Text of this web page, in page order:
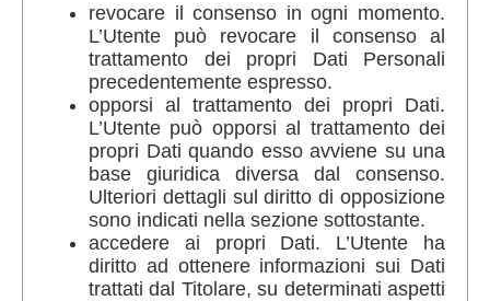
revocare il consenso in ogni momento.
L’Utente può revocare il consenso al
trattamento dei propri Dati Personali
precedentemente espresso.
opporsi al trattamento dei propri Dati.
L’Utente può opporsi al trattamento dei
propri Dati quando esso avviene su una
base giuridica diversa dal consenso.
Ulteriori dettagli sul diritto di opposizione
sono indicati nella sezione sottostante.
accedere ai propri Dati. L’Utente ha
diritto ad ottenere informazioni sui Dati
trattati dal Titolare, su determinati aspetti